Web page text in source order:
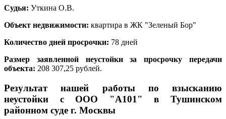
Судья: Уткина О.В.
Объект недвижимости: квартира в ЖК "Зеленый Бор"
Количество дней просрочки: 78 дней
Размер заявленной неустойки за просрочку передачи
объекта: 208 307,25 рублей.
Результат нашей работы по взысканию
неустойки с ООО "А101" в Тушинском
районном суде г. Москвы